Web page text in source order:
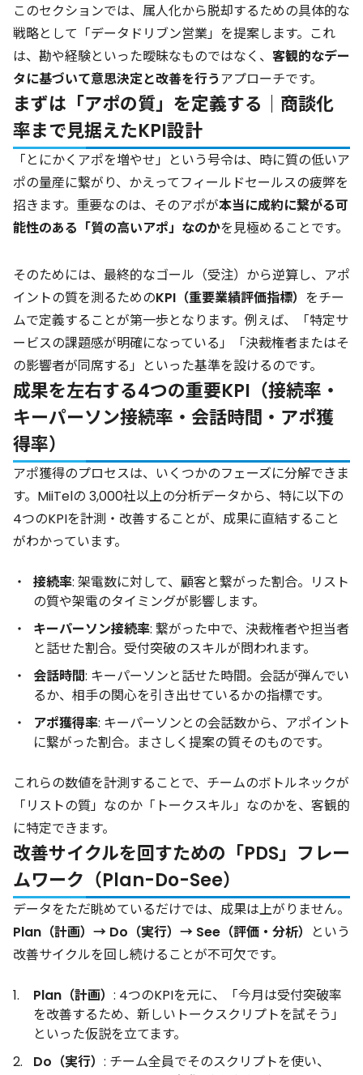
このセクションでは、属人化から脱却するための具体的な
戦略として「データドリブン営業」を提案します。これ
は、勘や経験といった曖昧なものではなく、 客観的なデー
タに基づいて意思決定と改善を行うアプローチです。
まずは「アポの質」を定義する｜商談化
率まで見据えたKPI設計
「とにかくアポを増やせ」という号令は、時に質の低いア
ポの量産に繋がり、かえってフィールドセールスの疲弊を
招きます。重要なのは、そのアポが本当に成約に繋がる可
能性のある「質の高いアポ」なのかを見極めることです。
そのためには、最終的なゴール（受注）から逆算し、アポ
イントの質を測るためのKPI（重要業績評価指標） をチー
ムで定義することが第一歩となります。例えば、「特定サ
ービスの課題感が明確になっている」「決裁権者またはそ
の影響者が同席する」といった基準を設けるのです。
成果を左右する4つの重要KPI（接続率・
キーパーソン接続率・会話時間・アポ獲
得率）
アポ獲得のプロセスは、いくつかのフェーズに分解できま
す。MiiTelの 3,000社以上の分析データから、特に以下の
4つのKPIを計測・改善することが、成果に直結すること
がわかっています。
接続率: 架電数に対して、顧客と繋がった割合。リスト
の質や架電のタイミングが影響します。
キーパーソン接続率: 繋がった中で、決裁権者や担当者
と話せた割合。受付突破のスキルが問われます。
会話時間: キーパーソンと話せた時間。会話が弾んでい
るか、相手の関心を引き出せているかの指標です。
アポ獲得率: キーパーソンとの会話数から、アポイント
に繋がった割合。まさしく提案の質そのものです。
これらの数値を計測することで、チームのボトルネックが
「リストの質」なのか「トークスキル」なのかを、客観的
に特定できます。
改善サイクルを回すための「PDS」フレー
ムワーク（Plan-Do-See）
データをただ眺めているだけでは、成果は上がりません。
Plan（計画）→ Do（実行）→ See（評価・分析）
という
改善サイクルを回し続けることが不可欠です。
Plan（計画） : 4つのKPIを元に、「今月は受付突破率
を改善するため、新しいトークスクリプトを試そう」
といった仮説を立てます。
Do（実行） : チーム全員でそのスクリプトを使い、